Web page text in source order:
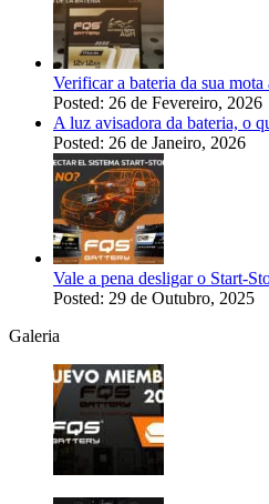
Verificar a bateria da sua
Posted: 26 de Fevereiro, 2026
A luz avisadora da bateria, o
Posted: 26 de Janeiro, 2026
Vale a pena desligar o Start-
Posted: 29 de Outubro, 2025
Galeria